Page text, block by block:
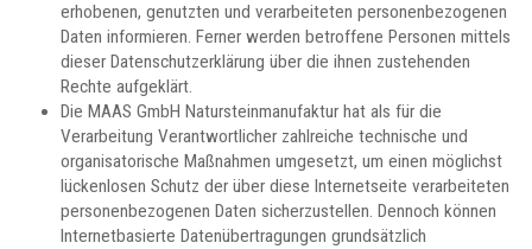
erhobenen, genutzten und verarbeiteten personenbezogenen
Daten informieren. Ferner werden betroffene Personen mittels
dieser Datenschutzerklärung über die ihnen zustehenden
Rechte aufgeklärt.
Die MAAS GmbH Natursteinmanufaktur hat als für die
Verarbeitung Verantwortlicher zahlreiche technische und
organisatorische Maßnahmen umgesetzt, um einen möglichst
lückenlosen Schutz der über diese Internetseite verarbeiteten
personenbezogenen Daten sicherzustellen. Dennoch können
Internetbasierte Datenübertragungen grundsätzlich